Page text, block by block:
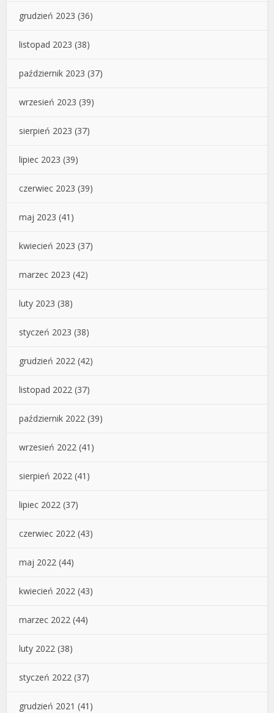
grudzień 2023 (36)
listopad 2023 (38)
październik 2023 (37)
wrzesień 2023 (39)
sierpień 2023 (37)
lipiec 2023 (39)
czerwiec 2023 (39)
maj 2023 (41)
kwiecień 2023 (37)
marzec 2023 (42)
luty 2023 (38)
styczeń 2023 (38)
grudzień 2022 (42)
listopad 2022 (37)
październik 2022 (39)
wrzesień 2022 (41)
sierpień 2022 (41)
lipiec 2022 (37)
czerwiec 2022 (43)
maj 2022 (44)
kwiecień 2022 (43)
marzec 2022 (44)
luty 2022 (38)
styczeń 2022 (37)
grudzień 2021 (41)